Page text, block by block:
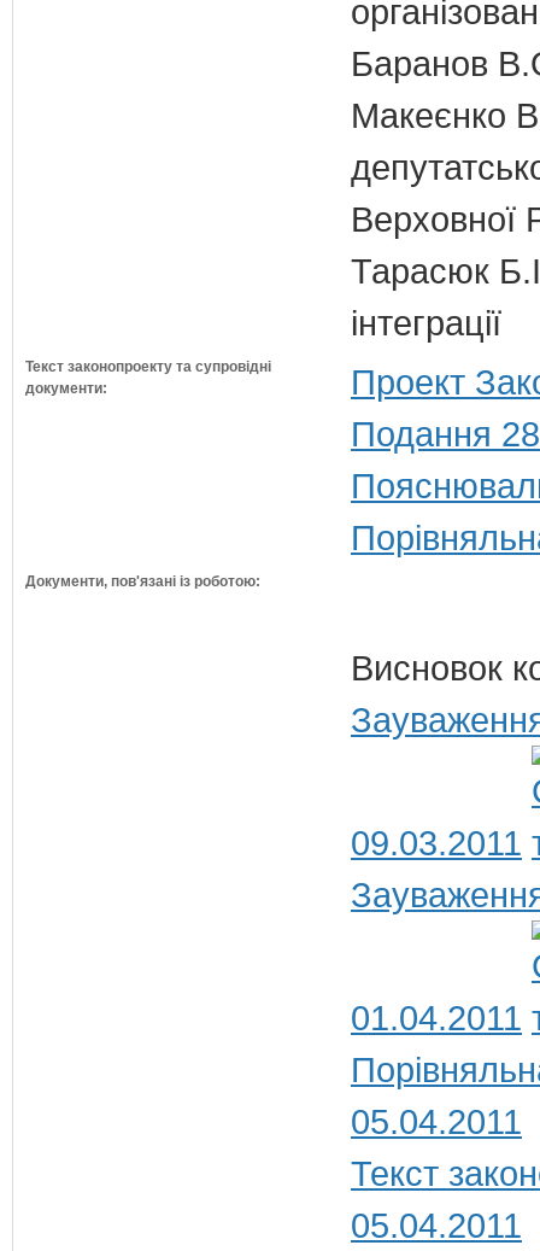
Баранов
Макеєнко
Верховної
Тарасюк
інтеграції
Текст законопроекту та супровідні
документи:
Проект
Подання
Документи, пов'язані із роботою:
Висновок
09.03.2011
01.04.2011
05.04.2011
Текст
05.04.2011